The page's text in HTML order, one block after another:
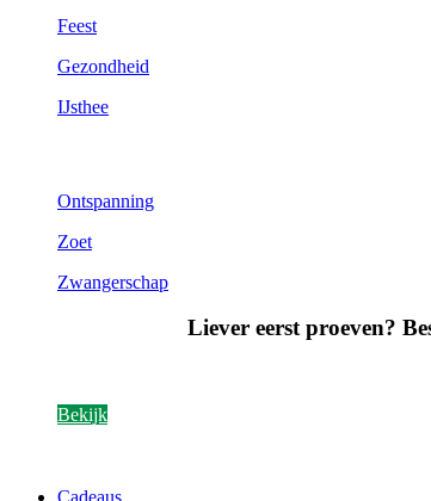
Feest
Gezondheid
IJsthee
Ontspanning
Zoet
Zwangerschap
Liever eerst proeven?
Bekijk
Cadeaus